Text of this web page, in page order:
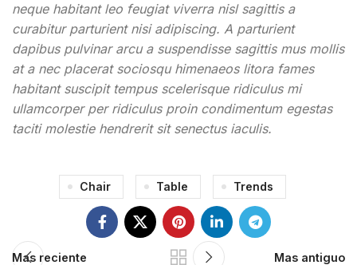
neque habitant leo feugiat viverra nisl sagittis a
curabitur parturient nisi adipiscing. A parturient
dapibus pulvinar arcu a suspendisse sagittis mus mollis
at a nec placerat sociosqu himenaeos litora fames
habitant suscipit tempus scelerisque ridiculus mi
ullamcorper per ridiculus proin condimentum egestas
taciti molestie hendrerit sit senectus iaculis.
Chair Table Trends
Mas reciente Mas antiguo